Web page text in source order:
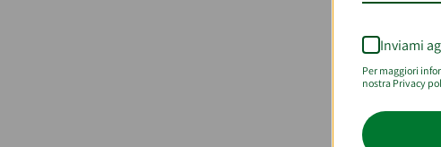
Inviami
Per maggiori
nostra Privacy